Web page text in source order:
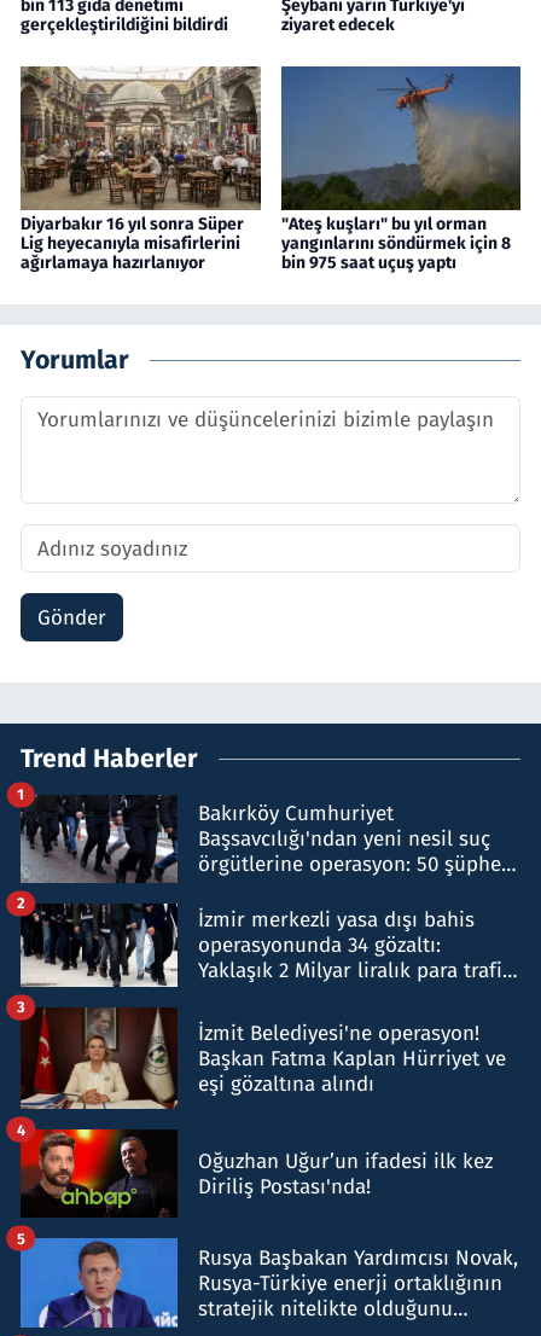
bin 113 gıda denetimi
gerçekleştirildiğini bildirdi
Şeybani yarın Türkiye'yi
ziyaret edecek
Diyarbakır 16 yıl sonra Süper
Lig heyecanıyla misafirlerini
ağırlamaya hazırlanıyor
"Ateş kuşları" bu yıl orman
yangınlarını söndürmek için 8
bin 975 saat uçuş yaptı
Yorumlar
Gönder
Trend Haberler
Bakırköy Cumhuriyet
Başsavcılığı'ndan yeni nesil suç
örgütlerine operasyon: 50 şüpheli
1
İzmir merkezli yasa dışı bahis
operasyonunda 34 gözaltı:
Yaklaşık 2 Milyar liralık para trafiği
2
İzmit Belediyesi'ne operasyon!
Başkan Fatma Kaplan Hürriyet ve
eşi gözaltına alındı
3
Oğuzhan Uğur’un ifadesi ilk kez
Diriliş Postası'nda!
4
Rusya Başbakan Yardımcısı Novak,
Rusya-Türkiye enerji ortaklığının
stratejik nitelikte olduğunu
5